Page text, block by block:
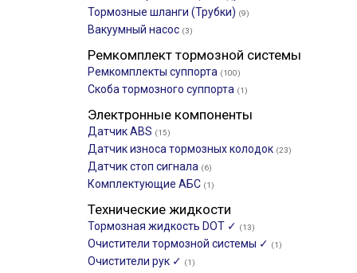
Тормозные шланги (Трубки) (9)
Вакуумный насос (3)
Ремкомплект тормозной системы
Ремкомплекты суппорта (100)
Скоба тормозного суппорта (1)
Электронные компоненты
Датчик ABS (15)
Датчик износа тормозных колодок (23)
Датчик стоп сигнала (6)
Комплектующие АБС (1)
Технические жидкости
Тормозная жидкость DOT ✓ (13)
Очистители тормозной системы ✓ (1)
Очистители рук ✓ (1)